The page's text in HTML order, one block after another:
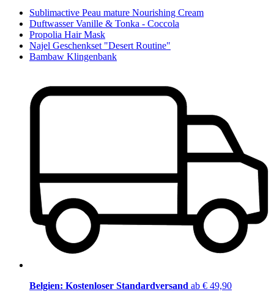
Sublimactive Peau mature Nourishing Cream
Duftwasser Vanille & Tonka - Coccola
Propolia Hair Mask
Najel Geschenkset "Desert Routine"
Bambaw Klingenbank
Belgien: Kostenloser Standardversand ab € 49,90